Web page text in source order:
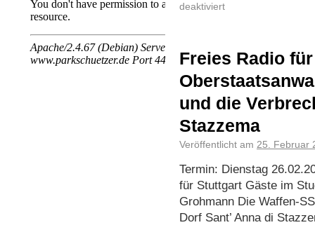
deaktiviert
Freies Radio
und die
Stazzema
Veröffentlicht am 25. Februar
Termin: Dienstag
für Stuttgart Gäste im
Grohmann Die Waffen-
Dorf Sant’ Anna di